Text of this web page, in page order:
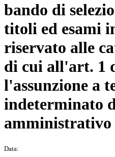
bando di
titoli ed esami
riservato alle
di cui all'art. 1
l'assunzione a
indeterminato
amministrativo
Data: